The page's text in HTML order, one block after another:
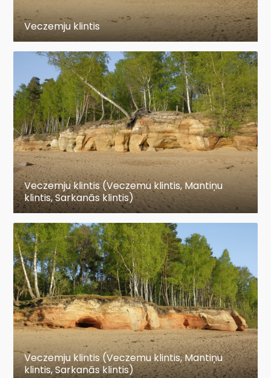
Veczemju klintis
Veczemju klintis (Veczemu klintis, Mantiņu
klintis, Sarkanās klintis)
Veczemju klintis (Veczemu klintis, Mantiņu
klintis, Sarkanās klintis)